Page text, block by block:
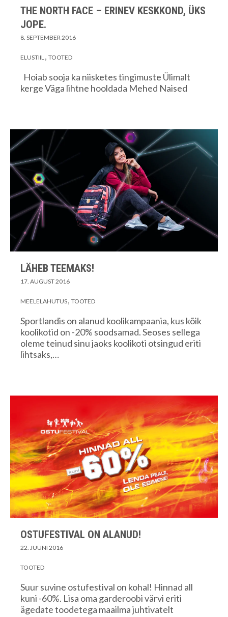
THE NORTH FACE – ERINEV KESKKOND, ÜKS
JOPE.
8. SEPTEMBER 2016
ELUSTIIL TOOTED
Hoiab sooja ka niisketes tingimuste Ülimalt
kerge Väga lihtne hooldada Mehed Naised
LÄHEB TEEMAKS!
17. AUGUST 2016
MEELELAHUTUS TOOTED
Sportlandis on alanud koolikampaania, kus kõik
koolikotid on -20% soodsamad. Seoses sellega
oleme teinud sinu jaoks koolikoti otsingud eriti
lihtsaks,…
OSTUFESTIVAL ON ALANUD!
22. JUUNI 2016
TOOTED
Suur suvine ostufestival on kohal! Hinnad all
kuni -60%. Lisa oma garderoobi värvi eriti
ägedate toodetega maailma juhtivatelt